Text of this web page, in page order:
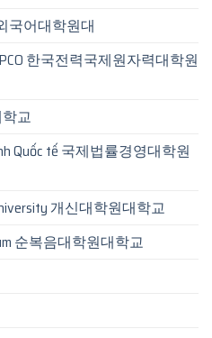
국어대학원대
한국전력국제원자력대학원
교
Quốc tế 국제법률경영대학원
개신대학원대학교
순복음대학원대학교